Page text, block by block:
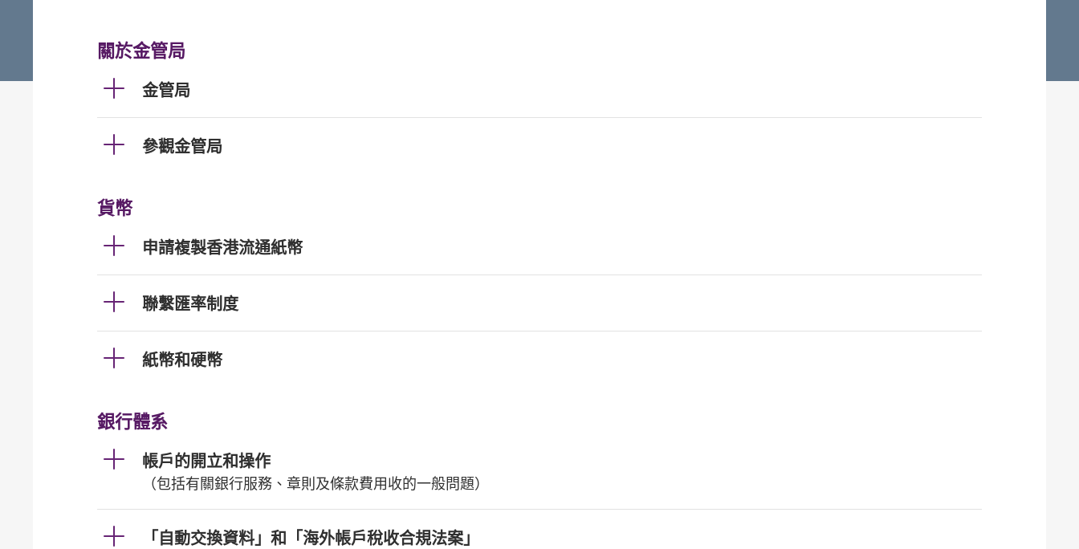
關於金管局
金管局
參觀金管局
貨幣
申請複製香港流通紙幣
聯繫匯率制度
紙幣和硬幣
銀行體系
帳戶的開立和操作
（包括有關銀行服務、章則及條款費用收的一般問題）
「自動交換資料」和「海外帳戶稅收合規法案」